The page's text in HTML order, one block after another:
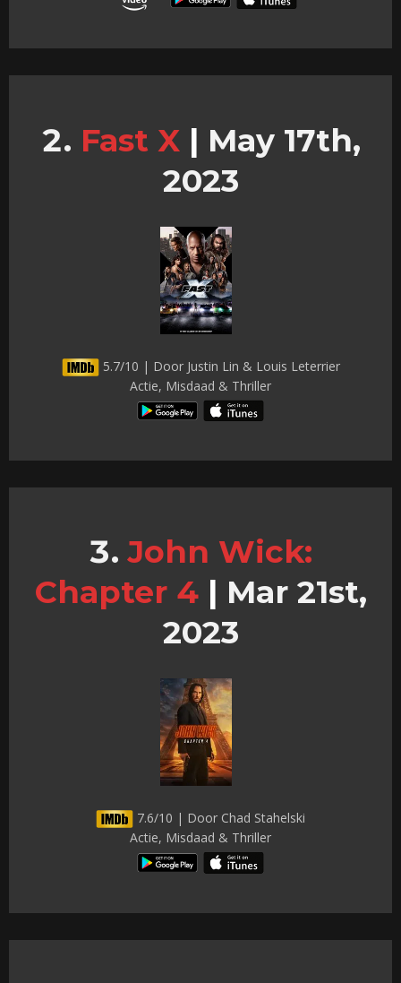
Fast X | May 17th,
2023
5.7/10 | Door Justin Lin & Louis Leterrier
Actie, Misdaad & Thriller
John Wick:
Chapter 4 | Mar 21st,
2023
7.6/10 | Door Chad Stahelski
Actie, Misdaad & Thriller